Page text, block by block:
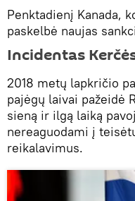
Penktadienį Kanada,
paskelbė naujas
Incidentas
2018 metų lapkričio
pajėgų laivai pažeidė
sieną ir ilgą laiką
nereaguodami į
reikalavimus.